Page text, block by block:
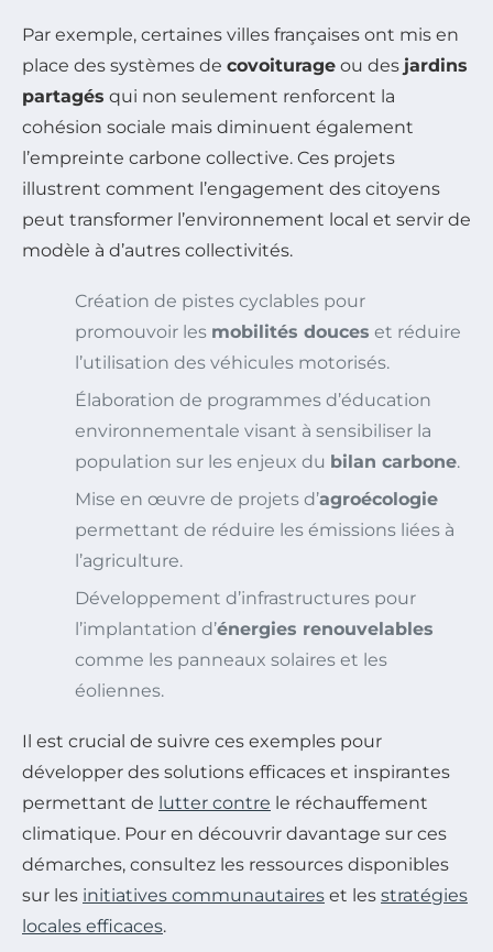
Par exemple, certaines villes françaises ont mis en
place des systèmes de covoiturage ou des jardins
partagés qui non seulement renforcent la
cohésion sociale mais diminuent également
l’empreinte carbone collective. Ces projets
illustrent comment l’engagement des citoyens
peut transformer l’environnement local et servir de
modèle à d’autres collectivités.
Création de pistes cyclables pour
promouvoir les mobilités douces et réduire
l’utilisation des véhicules motorisés.
Élaboration de programmes d’éducation
environnementale visant à sensibiliser la
population sur les enjeux du bilan carbone.
Mise en œuvre de projets d’agroécologie
permettant de réduire les émissions liées à
l’agriculture.
Développement d’infrastructures pour
l’implantation d’énergies renouvelables
comme les panneaux solaires et les
éoliennes.
Il est crucial de suivre ces exemples pour
développer des solutions efficaces et inspirantes
permettant de lutter contre le réchauffement
climatique. Pour en découvrir davantage sur ces
démarches, consultez les ressources disponibles
sur les initiatives communautaires et les stratégies
locales efficaces.